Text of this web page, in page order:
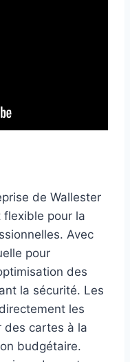
de Wallester
pour la
Avec
pour
des
la sécurité. Les
les
des cartes à la
budgétaire.